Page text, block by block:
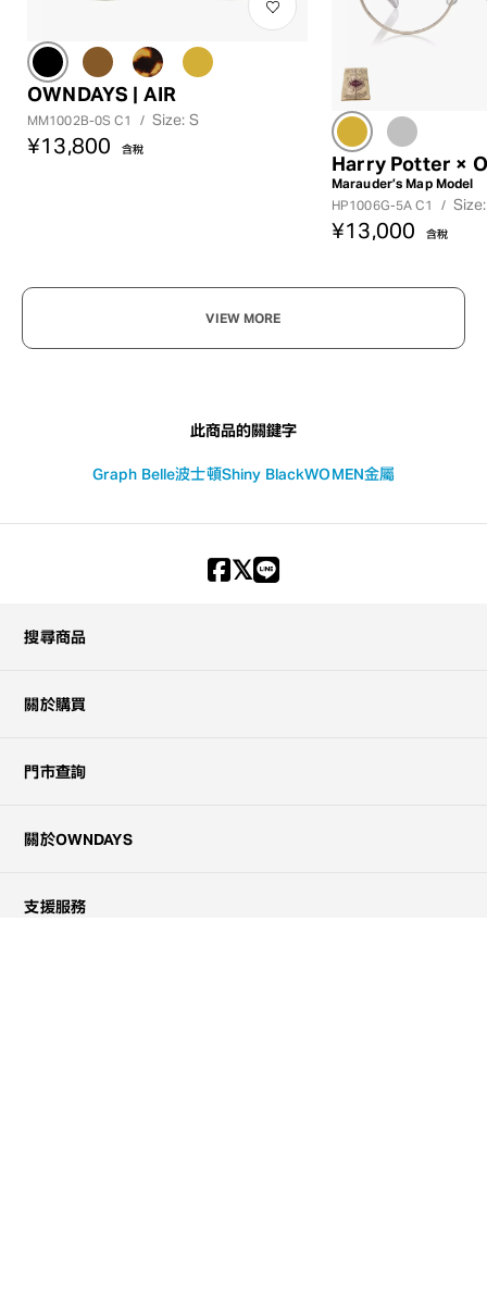
OWNDAYS | AIR
MM1002B-0S C1 / Size: S
¥13,800 含稅
Harry Potter ×
Marauder’s Map Model
HP1006G-5A C1
/
¥13,000 含稅
VIEW MORE
此商品的關鍵字
Graph Belle波士頓Shiny BlackWOMEN金屬
搜尋商品
關於購買
門市查詢
關於OWNDAYS
支援服務